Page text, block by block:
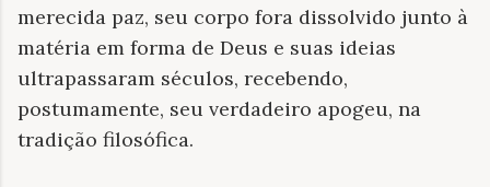
merecida paz, seu corpo fora dissolvido junto à
matéria em forma de Deus e suas ideias
ultrapassaram séculos, recebendo,
postumamente, seu verdadeiro apogeu, na
tradição filosófica.